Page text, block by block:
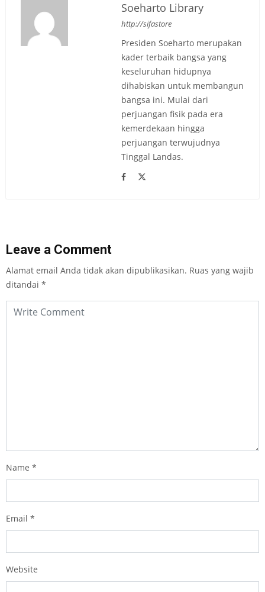
Soeharto Library
http://sifastore
Presiden Soeharto merupakan
kader terbaik bangsa yang
keseluruhan hidupnya
dihabiskan untuk membangun
bangsa ini. Mulai dari
perjuangan fisik pada era
kemerdekaan hingga
perjuangan terwujudnya
Tinggal Landas.
Leave a Comment
Alamat email Anda tidak akan dipublikasikan. Ruas yang wajib
ditandai *
Name *
Email *
Website